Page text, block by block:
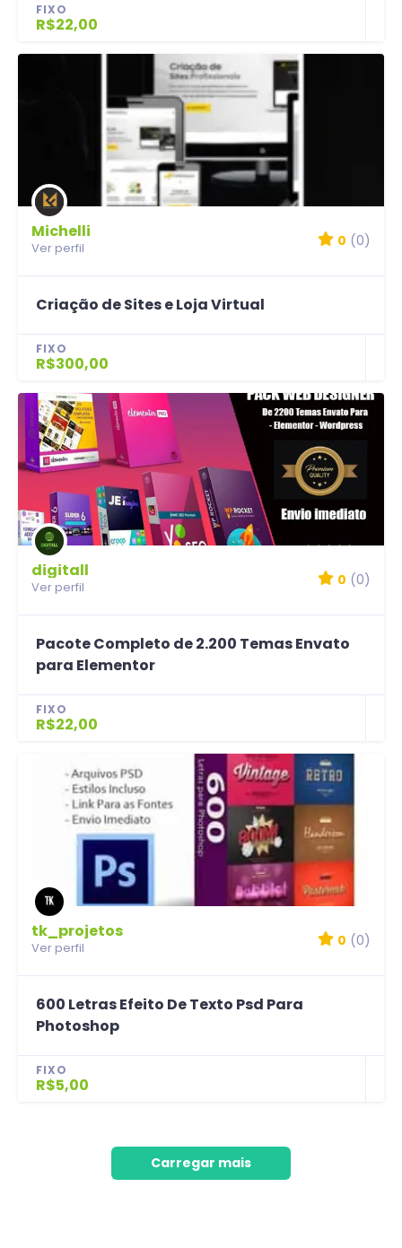
FIXO
R$22,00
Michelli
Ver perfil 0 (0)
Criação de Sites e Loja Virtual
FIXO
R$300,00
digitall
Ver perfil 0 (0)
Pacote Completo de 2.200 Temas Envato
para Elementor
FIXO
R$22,00
tk_projetos
Ver perfil 0 (0)
600 Letras Efeito De Texto Psd Para
Photoshop
FIXO
R$5,00
Carregar mais